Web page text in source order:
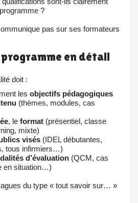
?
programme en détail
doit :
les objectifs pédagogiques
(thèmes, modules, cas
, le format (présentiel, classe
mixte)
visés (IDEL débutantes,
tous infirmiers…)
d’évaluation (QCM, cas
en situation…)